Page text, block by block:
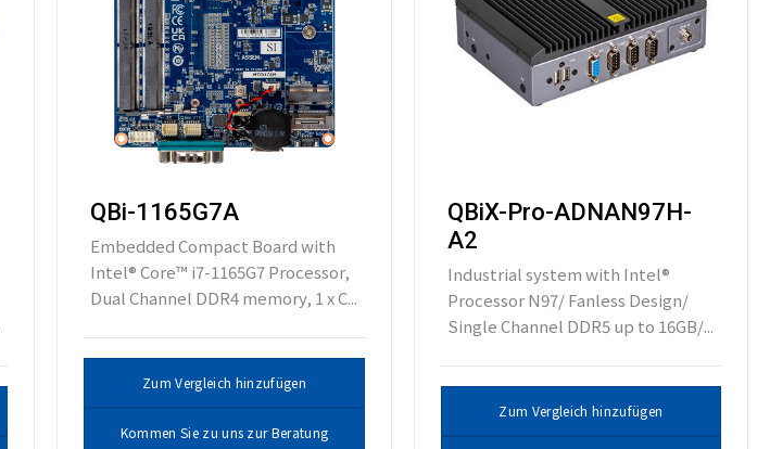
QBi-1165G7A
Embedded Compact Board with
Intel® Core™ i7-1165G7 Processor,
Dual Channel DDR4 memory, 1 x C...
Zum Vergleich hinzufügen
Kommen Sie zu uns zur Beratung
QBiX-Pro-ADNAN97H-
A2
Industrial system with Intel®
Processor N97/ Fanless Design/
Single Channel DDR5 up to 16GB/...
Zum Vergleich hinzufügen